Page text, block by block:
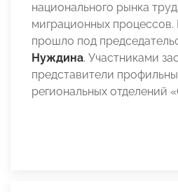
национального рынка
миграционных
прошло под
Нуждина. Участниками
представители
региональных